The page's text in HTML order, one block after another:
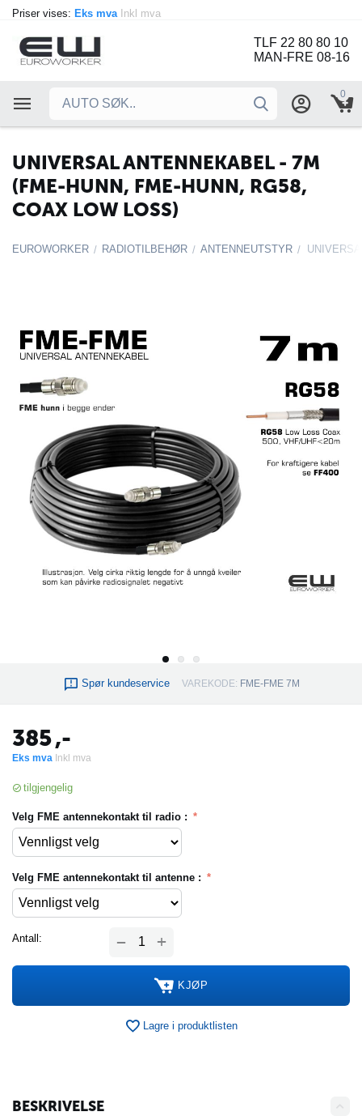
Priser vises: Eks mva Inkl mva
TLF 22 80 80 10
MAN-FRE 08-16
0
UNIVERSAL ANTENNEKABEL - 7M
(FME-HUNN, FME-HUNN, RG58,
COAX LOW LOSS)
EUROWORKER / RADIOTILBEHØR / ANTENNEUTSTYR /
Spør kundeservice VAREKODE: FME-FME 7M
385,-
Eks mva Inkl mva
tilgjengelig
Velg FME antennekontakt til radio :
Velg FME antennekontakt til antenne :
Antall: +
−
KJØP
Lagre i produktlisten
BESKRIVELSE